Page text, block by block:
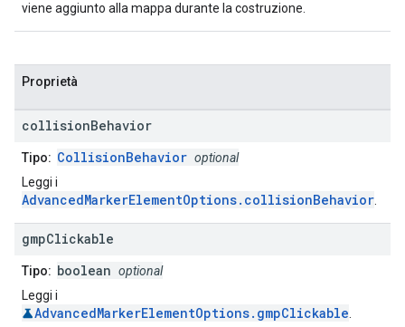
viene aggiunto alla mappa durante la costruzione.
Proprietà
collisionBehavior
Tipo: CollisionBehavior optional
Leggi i
AdvancedMarkerElementOptions.collisionBehavior.
gmpClickable
Tipo: boolean optional
Leggi i
AdvancedMarkerElementOptions.gmpClickable.